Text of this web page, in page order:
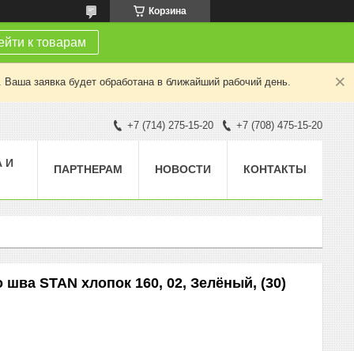
Корзина
к товарам
заявка будет обработана в ближайший рабочий день.
+7 (714) 275-15-20 +7 (708) 475-15-20
И ПАРТНЕРАМ НОВОСТИ КОНТАКТЫ
шва STAN хлопок 160, 02, Зелёный, (30)